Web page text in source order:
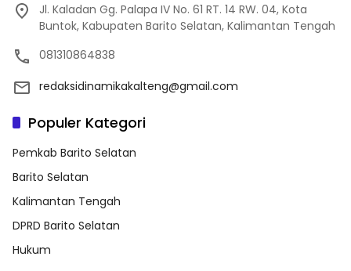
Jl. Kaladan Gg. Palapa IV No. 61 RT. 14 RW. 04, Kota
Buntok, Kabupaten Barito Selatan, Kalimantan Tengah
081310864838
redaksidinamikakalteng@gmail.com
Populer Kategori
Pemkab Barito Selatan
Barito Selatan
Kalimantan Tengah
DPRD Barito Selatan
Hukum